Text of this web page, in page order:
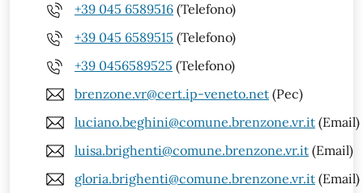
+39 045 6589516 (Telefono)
+39 045 6589515 (Telefono)
+39 0456589525 (Telefono)
brenzone.vr@cert.ip-veneto.net (Pec)
luciano.beghini@comune.brenzone.vr.it (Email)
luisa.brighenti@comune.brenzone.vr.it (Email)
gloria.brighenti@comune.brenzone.vr.it (Email)